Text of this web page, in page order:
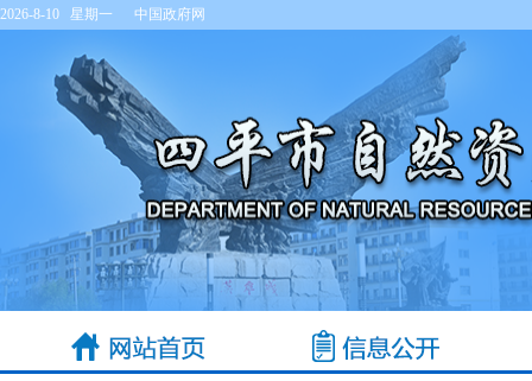
2026-8-10 星期一 中国政府网